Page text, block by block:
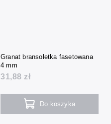
Granat bransoletka fasetowana
4 mm
31,88 zł
Do koszyka